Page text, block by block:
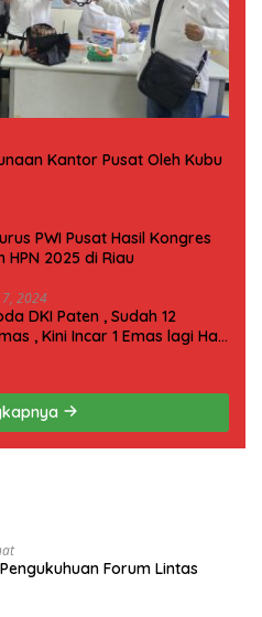
Kantor Pusat Oleh Kubu
PWI Pusat Hasil Kongres
HPN 2025 di Riau
2024
DKI Paten , Sudah 12
, Kini Incar 1 Emas lagi Hari
Forum Lintas